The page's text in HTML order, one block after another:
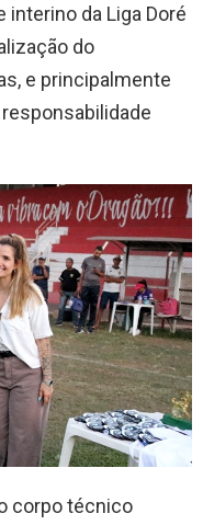
interino da Liga Doré
do
e principalmente
corpo técnico